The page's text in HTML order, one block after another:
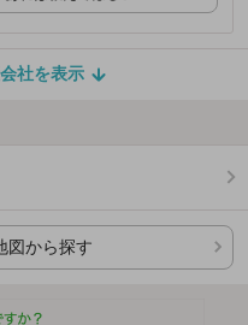
社を表示
図から探す